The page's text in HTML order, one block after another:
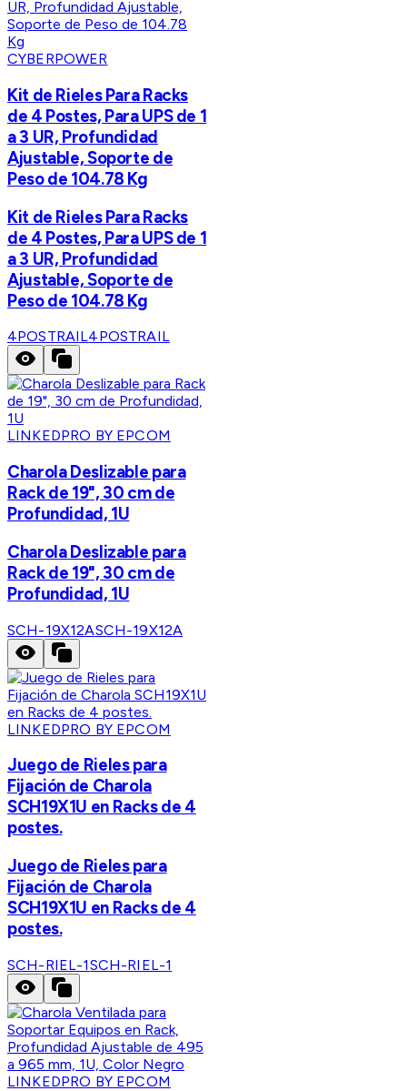
CYBERPOWER
Kit de Rieles Para Racks
de 4 Postes, Para UPS de 1
a 3 UR, Profundidad
Ajustable, Soporte de
Peso de 104.78 Kg
Kit de Rieles Para Racks
de 4 Postes, Para UPS de 1
a 3 UR, Profundidad
Ajustable, Soporte de
Peso de 104.78 Kg
4POSTRAIL4POSTRAIL
LINKEDPRO BY EPCOM
Charola Deslizable para
Rack de 19", 30 cm de
Profundidad, 1U
Charola Deslizable para
Rack de 19", 30 cm de
Profundidad, 1U
SCH-19X12ASCH-19X12A
LINKEDPRO BY EPCOM
Juego de Rieles para
Fijación de Charola
SCH19X1U en Racks de 4
postes.
Juego de Rieles para
Fijación de Charola
SCH19X1U en Racks de 4
postes.
SCH-RIEL-1SCH-RIEL-1
LINKEDPRO BY EPCOM